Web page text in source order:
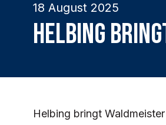
18 August 2025
Helbing
Helbing bringt